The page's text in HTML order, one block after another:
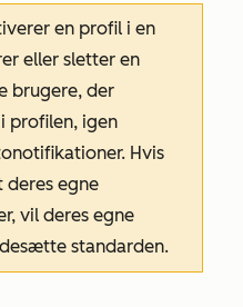
en profil i en
eller sletter en
brugere, der
profilen, igen
Hvis
deres egne
vil deres egne
standarden.